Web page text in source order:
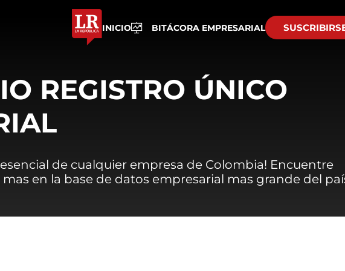
INICIO BITÁCORA EMPRESARIAL
REGISTRO ÚNICO
de cualquier empresa de Colombia! Encuentre
mas en la base de datos empresarial mas grande del